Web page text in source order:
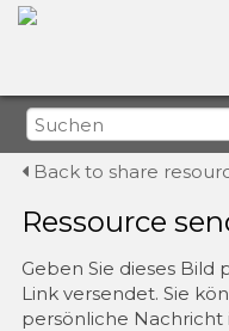
Back to share
Ressource
Geben Sie dieses Bild
Link versendet. Sie
persönliche Nachricht